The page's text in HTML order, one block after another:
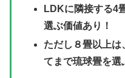
LDKに隣接する4
選ぶ価値あり！
ただし８畳以上は
てまで琉球畳を選